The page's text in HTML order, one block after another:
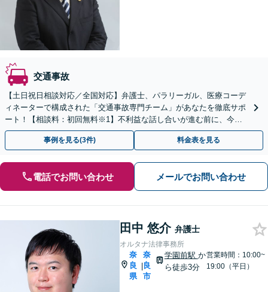
交通事故
【土日祝日相談対応／全国対応】弁護士、パラリーガル、医療コーデ
ィネーターで構成された「交通事故専門チーム」があなたを徹底サポ
ート！【相談料：初回無料※1】不利益な話し合いが進む前に、今す
ぐ相談！
事例を見る(3件) 料金表を見る
電話でお問い合わせ メールでお問い合わせ
田中 悠介 弁護士
オルタナ法律事務所
奈
良
県
|
奈
良
市
学園前駅 か
ら徒歩3分
営業時間：10:00~
19:00（平日）